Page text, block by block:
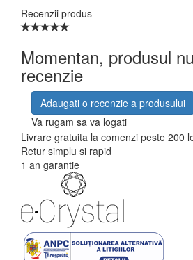
Recenzii produs
Momentan, produsul
recenzie
Adaugati o recenzie a produsului
Va rugam sa va logati
Livrare gratuita la comenzi peste 200
Retur simplu si rapid
1 an garantie